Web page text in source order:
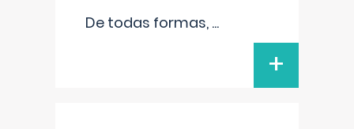
De todas formas, ...
+